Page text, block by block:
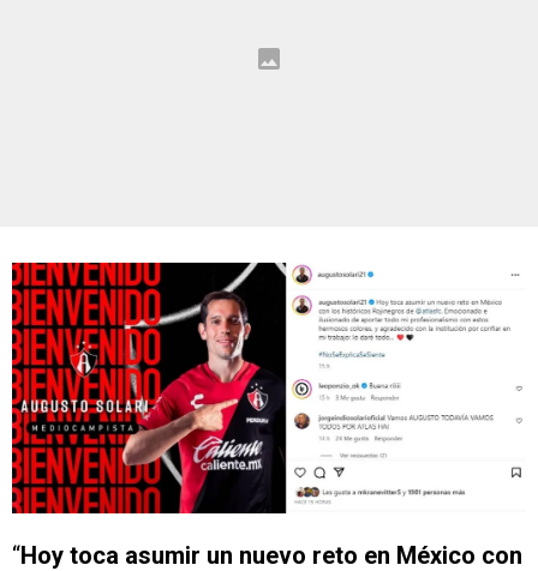
“Hoy toca asumir un nuevo reto en México con